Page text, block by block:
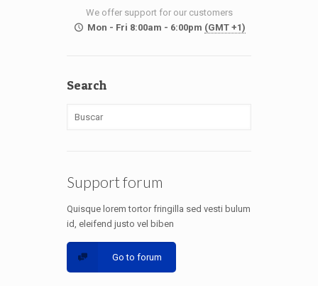
We offer support for our customers
Mon - Fri 8:00am - 6:00pm (GMT +1)
Search
Support forum
Quisque lorem tortor fringilla sed vesti bulum
id, eleifend justo vel biben
Go to forum